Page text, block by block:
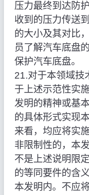
压力最终到达防
收到的压力传送
的大小及其对比
员了解汽车底盘
保护汽车底盘。
21.对于本领域技
于上述示范性实
发明的精神或基
的具体形式实现
来看，均应将实
非限制性的，本
不是上述说明限
的等同要件的含
本发明内。不应